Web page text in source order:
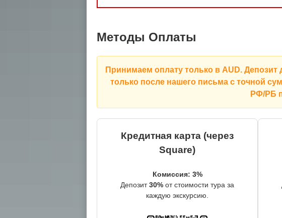
Методы Оплаты
Принимаем оплату только в AUD.
только после нашего письма с точной
РФ/РБ
Кредитная карта (через
Square)
Комиссия: 3%
Депозит30% от стоимости тура за
каждую экскурсию.